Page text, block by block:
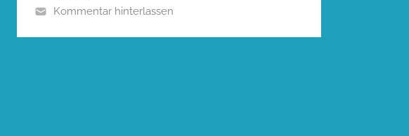
Kommentar hinterlassen